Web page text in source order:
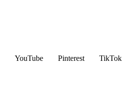
YouTube Pinterest TikTok